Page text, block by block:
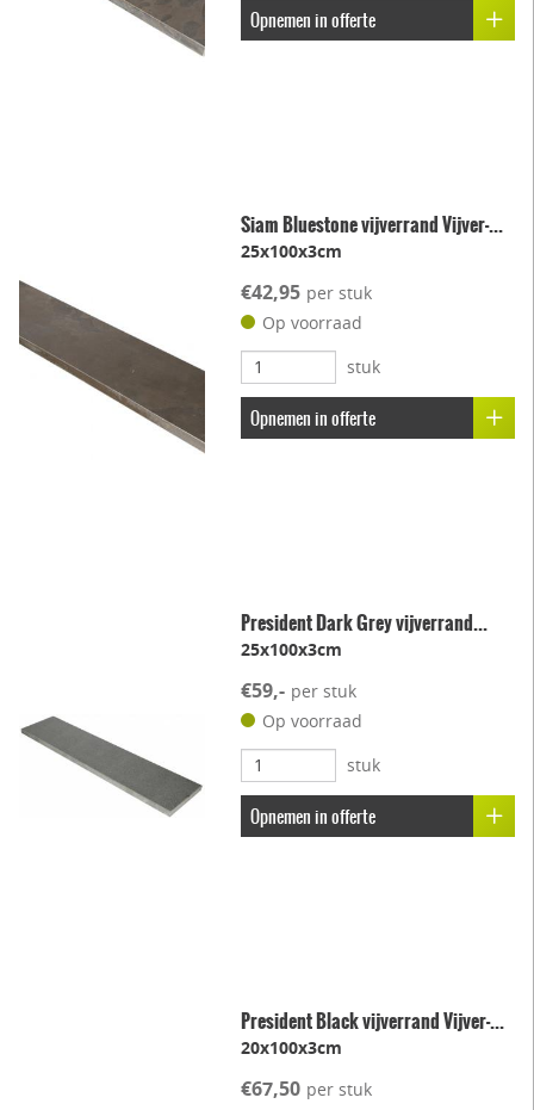
Opnemen in offerte
Siam Bluestone vijverrand Vijver-...
25x100x3cm
€42,95 per stuk
Op voorraad
stuk
Opnemen in offerte
President Dark Grey vijverrand...
25x100x3cm
€59,- per stuk
Op voorraad
stuk
Opnemen in offerte
President Black vijverrand Vijver-...
20x100x3cm
€67,50 per stuk